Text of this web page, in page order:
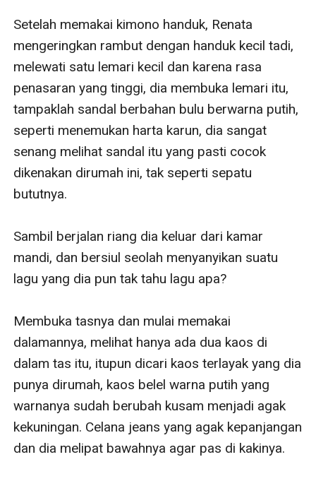
Setelah memakai kimono handuk, Renata
mengeringkan rambut dengan handuk kecil tadi,
melewati satu lemari kecil dan karena rasa
penasaran yang tinggi, dia membuka lemari itu,
tampaklah sandal berbahan bulu berwarna putih,
seperti menemukan harta karun, dia sangat
senang melihat sandal itu yang pasti cocok
dikenakan dirumah ini, tak seperti sepatu
bututnya.
Sambil berjalan riang dia keluar dari kamar
mandi, dan bersiul seolah menyanyikan suatu
lagu yang dia pun tak tahu lagu apa?
Membuka tasnya dan mulai memakai
dalamannya, melihat hanya ada dua kaos di
dalam tas itu, itupun dicari kaos terlayak yang dia
punya dirumah, kaos belel warna putih yang
warnanya sudah berubah kusam menjadi agak
kekuningan. Celana jeans yang agak kepanjangan
dan dia melipat bawahnya agar pas di kakinya.